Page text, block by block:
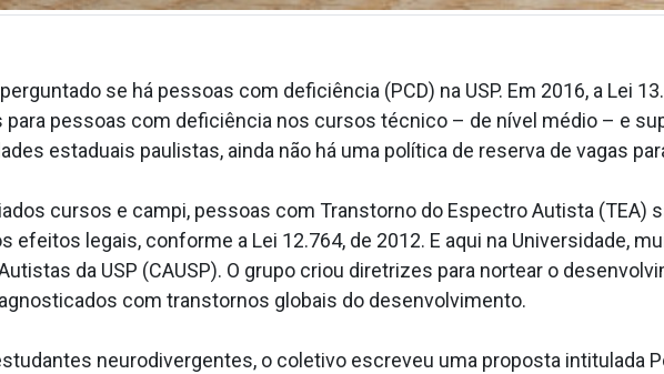
se há pessoas com deficiência (PCD) na USP. Em 2016, a Lei
para pessoas com deficiência nos cursos técnico – de nível médio – e
estaduais paulistas, ainda não há uma política de reserva de vagas
cursos e campi, pessoas com Transtorno do Espectro Autista (TEA)
efeitos legais, conforme a Lei 12.764, de 2012. E aqui na Universidade,
da USP (CAUSP). O grupo criou diretrizes para nortear o
com transtornos globais do desenvolvimento.
neurodivergentes, o coletivo escreveu uma proposta intitulada